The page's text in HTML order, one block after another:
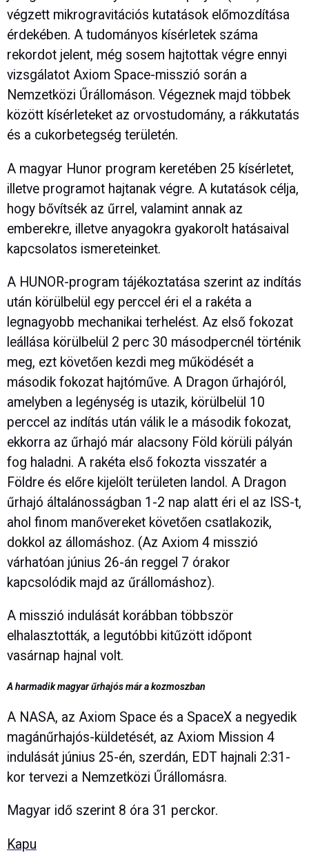
végzett mikrogravitációs kutatások előmozdítása
érdekében. A tudományos kísérletek száma
rekordot jelent, még sosem hajtottak végre ennyi
vizsgálatot Axiom Space-misszió során a
Nemzetközi Űrállomáson. Végeznek majd többek
között kísérleteket az orvostudomány, a rákkutatás
és a cukorbetegség területén.
A magyar Hunor program keretében 25 kísérletet,
illetve programot hajtanak végre. A kutatások célja,
hogy bővítsék az űrrel, valamint annak az
emberekre, illetve anyagokra gyakorolt hatásaival
kapcsolatos ismereteinket.
A HUNOR-program tájékoztatása szerint az indítás
után körülbelül egy perccel éri el a rakéta a
legnagyobb mechanikai terhelést. Az első fokozat
leállása körülbelül 2 perc 30 másodpercnél történik
meg, ezt követően kezdi meg működését a
második fokozat hajtóműve. A Dragon űrhajóról,
amelyben a legénység is utazik, körülbelül 10
perccel az indítás után válik le a második fokozat,
ekkorra az űrhajó már alacsony Föld körüli pályán
fog haladni. A rakéta első fokozta visszatér a
Földre és előre kijelölt területen landol. A Dragon
űrhajó általánosságban 1-2 nap alatt éri el az ISS-t,
ahol finom manővereket követően csatlakozik,
dokkol az állomáshoz. (Az Axiom 4 misszió
várhatóan június 26-án reggel 7 órakor
kapcsolódik majd az űrállomáshoz).
A misszió indulását korábban többször
elhalasztották, a legutóbbi kitűzött időpont
vasárnap hajnal volt.
A harmadik magyar űrhajós már a kozmoszban
A NASA, az Axiom Space és a SpaceX a negyedik
magánűrhajós-küldetését, az Axiom Mission 4
indulását június 25-én, szerdán, EDT hajnali 2:31-
kor tervezi a Nemzetközi Űrállomásra.
Magyar idő szerint 8 óra 31 perckor.
Kapu